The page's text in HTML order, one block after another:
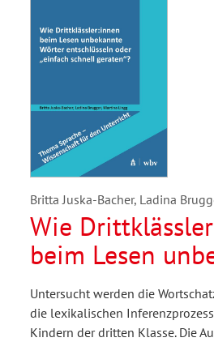
Britta Juska-Bacher, Ladina
Wie
beim Lesen
Wörter
„einfach schnell
Untersucht werden die
die lexikalischen
Kindern der dritten Klasse. Die